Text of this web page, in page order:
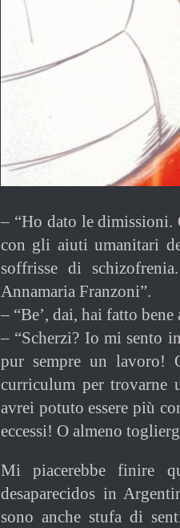
– “Ho dato le dimissioni.
con gli aiuti umanitari
soffrisse di
Annamaria Franzoni”.
– “Be’, dai, hai fatto
– “Scherzi? Io mi sento
pur sempre un lavoro!
curriculum per trovarne
avrei potuto essere più
eccessi! O almeno
Mi piacerebbe finire
desaparecidos in
sono anche stufa di